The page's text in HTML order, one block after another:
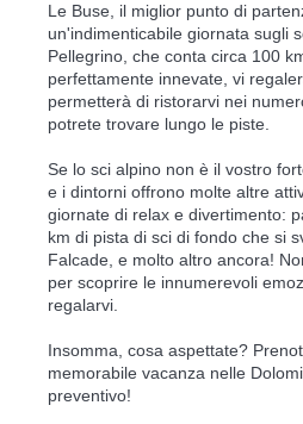
Le Buse, il miglior punto di
un'indimenticabile giornata sugli
Pellegrino, che conta circa 100
perfettamente innevate, vi
permetterà di ristorarvi nei
potrete trovare lungo le piste.
Se lo sci alpino non è il vostro
e i dintorni offrono molte altre
giornate di relax e divertimento:
km di pista di sci di fondo che si
Falcade, e molto altro ancora!
per scoprire le innumerevoli
regalarvi.
Insomma, cosa aspettate?
memorabile vacanza nelle
preventivo!